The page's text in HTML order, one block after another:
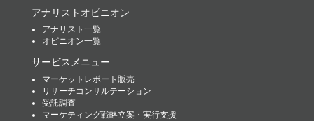
アナリストオピニオン
アナリスト一覧
オピニオン一覧
サービスメニュー
マーケットレポート販売
リサーチコンサルテーション
受託調査
マーケティング戦略立案・実行支援